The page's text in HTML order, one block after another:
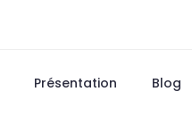
Présentation Blog